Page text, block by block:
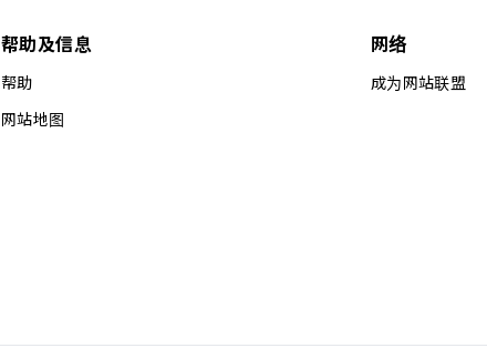
帮助及信息
帮助
网站地图
网络
成为网站联盟